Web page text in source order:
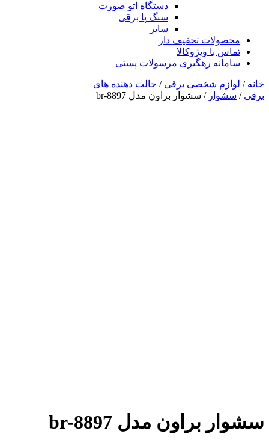
دستگاه اتو صورت
سنگ پا برقی
سایر
محصولات تخفیف دار
تماس با ویژوکالا
سامانه رهگیری مرسولات پستی
خانه / لوازم شخصی برقی / حالت دهنده های
برقی / سشوار / سشوار براون مدل br-8897
سشوار براون مدل br-8897